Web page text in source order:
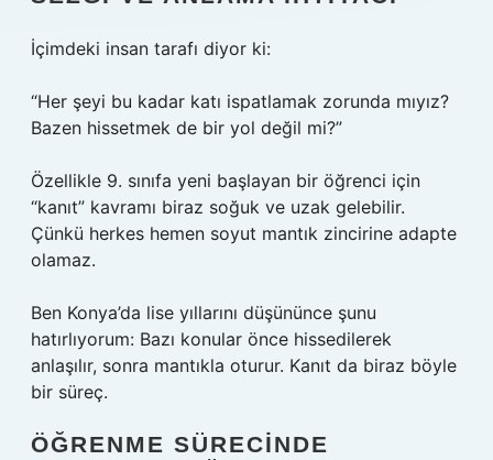
İçimdeki insan tarafı diyor ki:
“Her şeyi bu kadar katı ispatlamak zorunda mıyız?
Bazen hissetmek de bir yol değil mi?”
Özellikle 9. sınıfa yeni başlayan bir öğrenci için
“kanıt” kavramı biraz soğuk ve uzak gelebilir.
Çünkü herkes hemen soyut mantık zincirine adapte
olamaz.
Ben Konya’da lise yıllarını düşününce şunu
hatırlıyorum: Bazı konular önce hissedilerek
anlaşılır, sonra mantıkla oturur. Kanıt da biraz böyle
bir süreç.
ÖĞRENME SÜRECINDE